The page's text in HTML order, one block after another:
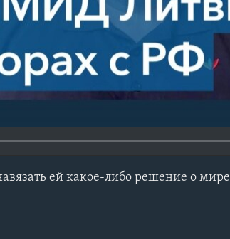
ей какое-либо решение о мире